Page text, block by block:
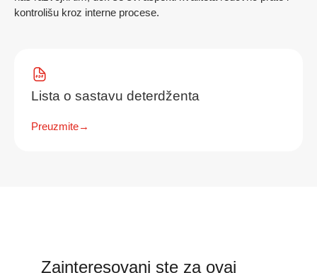
kontrolišu kroz interne procese.
Lista o sastavu deterdženta
Preuzmite→
Zainteresovani ste za ovaj